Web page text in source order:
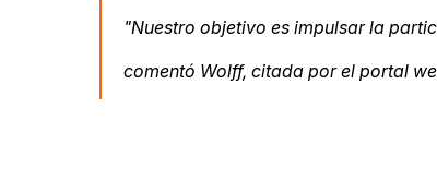
"Nuestro objetivo es impulsar la
comentó Wolff, citada por el portal